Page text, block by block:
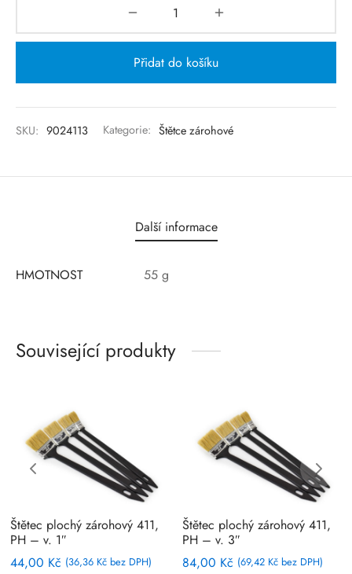
Přidat do košíku
SKU: 9024113 Kategorie: Štětce zárohové
Další informace
HMOTNOST 55 g
Související produkty
Štětec plochý zárohový 411,
PH – v. 1″
44,00 Kč (36,36 Kčbez DPH)
Štětec plochý zárohový 411,
PH – v. 3″
84,00 Kč (69,42 Kčbez DPH)